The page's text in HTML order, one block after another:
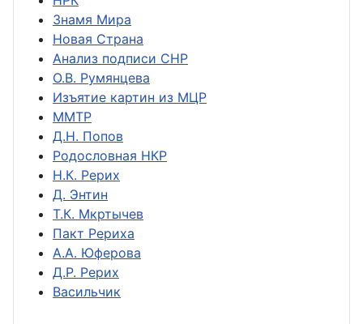
Знамя Мира
Новая Страна
Анализ подписи СНР
О.В. Румянцева
Изъятие картин из МЦР
ММТР
Д.Н. Попов
Родословная НКР
Н.К. Рерих
Д. Энтин
Т.К. Мкртычев
Пакт Рериха
А.А. Юферова
Д.Р. Рерих
Васильчик